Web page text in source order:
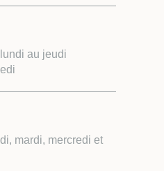
au jeudi
mardi, mercredi et